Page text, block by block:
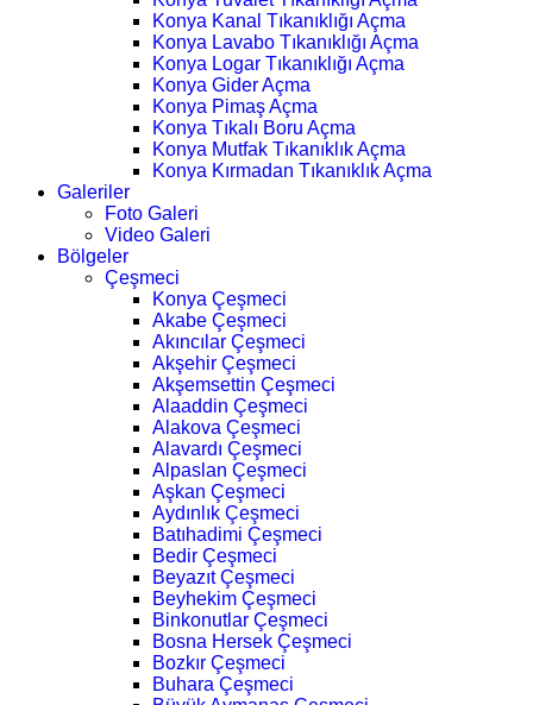
Konya Kanal Tıkanıklığı Açma
Konya Lavabo Tıkanıklığı Açma
Konya Logar Tıkanıklığı Açma
Konya Gider Açma
Konya Pimaş Açma
Konya Tıkalı Boru Açma
Konya Mutfak Tıkanıklık Açma
Konya Kırmadan Tıkanıklık Açma
Galeriler
Foto Galeri
Video Galeri
Bölgeler
Çeşmeci
Konya Çeşmeci
Akabe Çeşmeci
Akıncılar Çeşmeci
Akşehir Çeşmeci
Akşemsettin Çeşmeci
Alaaddin Çeşmeci
Alakova Çeşmeci
Alavardı Çeşmeci
Alpaslan Çeşmeci
Aşkan Çeşmeci
Aydınlık Çeşmeci
Batıhadimi Çeşmeci
Bedir Çeşmeci
Beyazıt Çeşmeci
Beyhekim Çeşmeci
Binkonutlar Çeşmeci
Bosna Hersek Çeşmeci
Bozkır Çeşmeci
Buhara Çeşmeci